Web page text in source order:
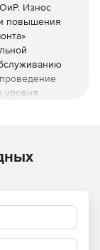
Износ
повышения
уровня
всех
Износ